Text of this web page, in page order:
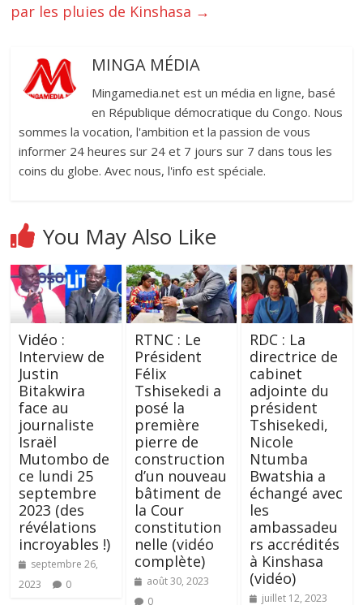
par les pluies de Kinshasa →
MINGA MÉDIA
Mingamedia.net est un média en ligne, basé
en République démocratique du Congo. Nous
sommes la vocation, l'ambition et la passion de vous
informer 24 heures sur 24 et 7 jours sur 7 dans tous les
coins du globe. Avec nous, l'info est spéciale.
You May Also Like
Vidéo :
Interview de
Justin
Bitakwira
face au
journaliste
Israël
Mutombo de
ce lundi 25
septembre
2023 (des
révélations
incroyables !)
septembre 26,
2023
0
RTNC : Le
Président
Félix
Tshisekedi a
posé la
première
pierre de
construction
d’un nouveau
bâtiment de
la Cour
constitution
nelle (vidéo
complète)
août 30, 2023
0
RDC : La
directrice de
cabinet
adjointe du
président
Tshisekedi,
Nicole
Ntumba
Bwatshia a
échangé avec
les
ambassadeu
rs accrédités
à Kinshasa
(vidéo)
juillet 12, 2023